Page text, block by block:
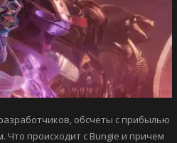
обсчеты с прибылью
Что происходит с Bungie и причем